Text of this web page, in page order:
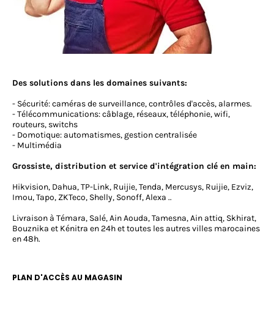
Des solutions dans les domaines suivants:
- Sécurité: caméras de surveillance, contrôles d'accès, alarmes.
- Télécommunications: câblage, réseaux, téléphonie, wifi,
routeurs, switchs
- Domotique: automatismes, gestion centralisée
- Multimédia
Grossiste, distribution et service d'intégration clé en main:
Hikvision, Dahua, TP-Link, Ruijie, Tenda, Mercusys, Ruijie, Ezviz,
Imou, Tapo, ZKTeco, Shelly, Sonoff, Alexa ..
Livraison à Témara, Salé, Ain Aouda, Tamesna, Ain attiq, Skhirat,
Bouznika et Kénitra en 24h et toutes les autres villes marocaines
en 48h.
PLAN D'ACCÈS AU MAGASIN